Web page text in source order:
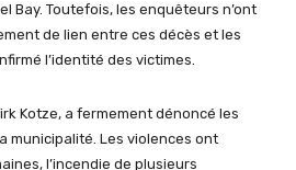
Bay. Toutefois, les enquêteurs n’ont
de lien entre ces décès et les
l’identité des victimes.
Kotze, a fermement dénoncé les
municipalité. Les violences ont
l’incendie de plusieurs